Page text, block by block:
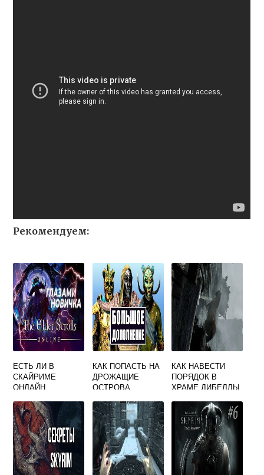
Рекомендуем:
ЕСТЬ ЛИ В
СКАЙРИМЕ
ОНЛАЙН
КАК ПОПАСТЬ НА
ДРОЖАЩИЕ
ОСТРОВА
КАК НАВЕСТИ
ПОРЯДОК В
ХРАМЕ ДИБЕЛЛЫ